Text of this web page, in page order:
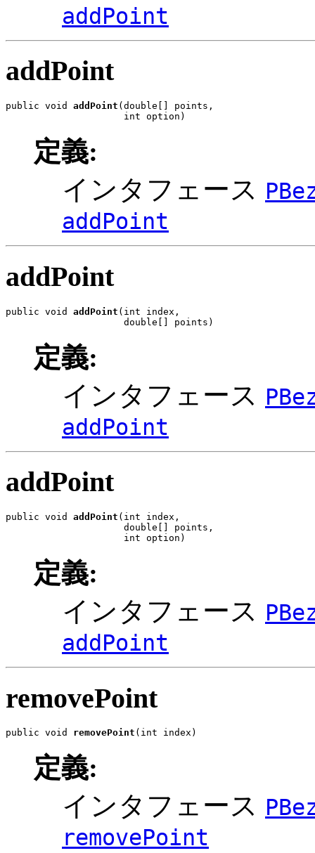
addPoint
addPoint
public void addPoint (double[] points,
                     int option)
定義:
インタフェース
addPoint
addPoint
public void addPoint (int index,
                     double[] points)
定義:
インタフェース
addPoint
addPoint
public void addPoint (int index,
                     double[] points,
                     int option)
定義:
インタフェース
addPoint
removePoint
public void removePoint (int index)
定義:
インタフェース
removePoint